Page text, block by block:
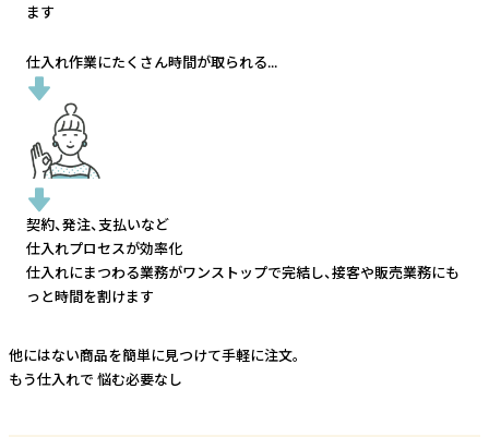
ます
仕入れ作業にたくさん時間が取られる...
契約、発注、支払いなど
仕入れプロセスが効率化
仕入れにまつわる業務がワンストップで完結し、接客や販売業務にも
っと時間を割けます
他にはない商品を簡単に見つけて手軽に注文。
もう仕入れで 悩む必要なし